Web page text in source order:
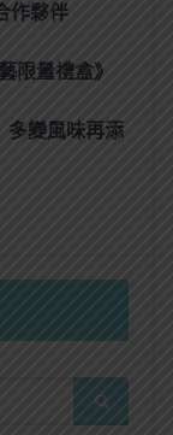
作夥伴
限量禮盒》
多變風味再添
SEARCH